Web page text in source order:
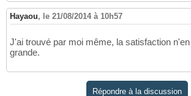
Hayaou, le 21/08/2014 à 10h57
J'ai trouvé par moi même, la satisfaction
grande.
Répondre à la discussion